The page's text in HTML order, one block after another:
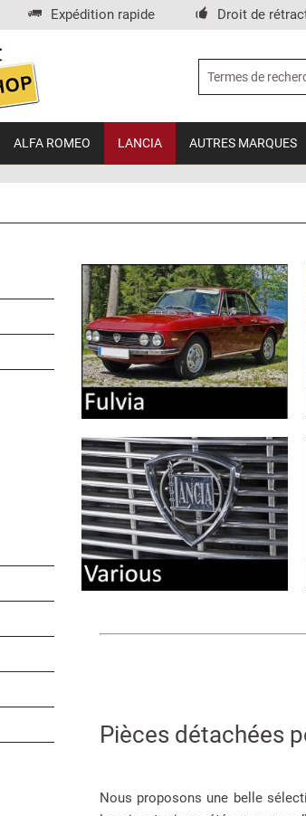
Expédition rapide Droit de
ALFA ROMEO LANCIA AUTRES MARQUES
Pièces détachées
Nous proposons une belle